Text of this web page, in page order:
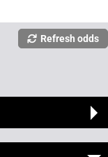
Refresh odds